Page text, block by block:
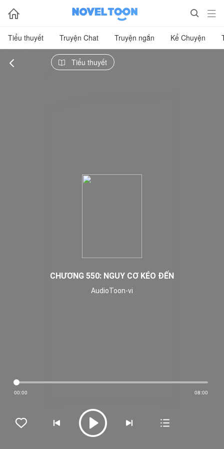
  
Tiểu thuyết Truyện Chat Truyện ngắn Kể Chuyện
  Tiểu thuyết
CHƯƠNG 550: NGUY CƠ KÉO ĐẾN
AudioToon-vi
00:00 08:00
    